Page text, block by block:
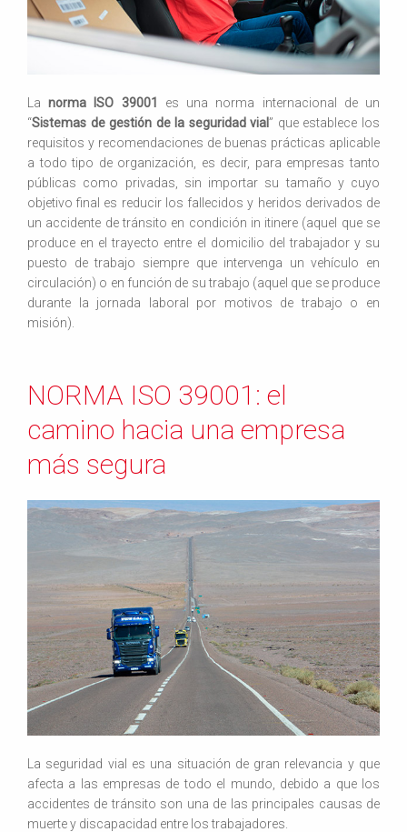
La norma ISO 39001
es una norma internacional de un
“Sistemas de gestión de la seguridad vial” que establece los
requisitos y recomendaciones de buenas prácticas aplicable
a todo tipo de organización, es decir, para empresas tanto
públicas como privadas, sin importar su tamaño y cuyo
objetivo final es reducir los fallecidos y heridos derivados de
un accidente de tránsito en condición in itinere (aquel que se
produce en el trayecto entre el domicilio del trabajador y su
puesto de trabajo siempre que intervenga un vehículo en
circulación) o en función de su trabajo (aquel que se produce
durante la jornada laboral por motivos de trabajo o en
misión).
NORMA ISO 39001: el
camino hacia una empresa
más segura
La seguridad vial es una situación de gran relevancia y que
afecta a las empresas de todo el mundo, debido a que los
accidentes de tránsito son una de las principales causas de
muerte y discapacidad entre los trabajadores.